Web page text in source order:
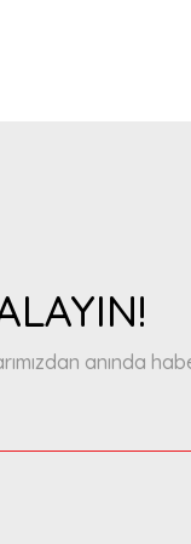
anında